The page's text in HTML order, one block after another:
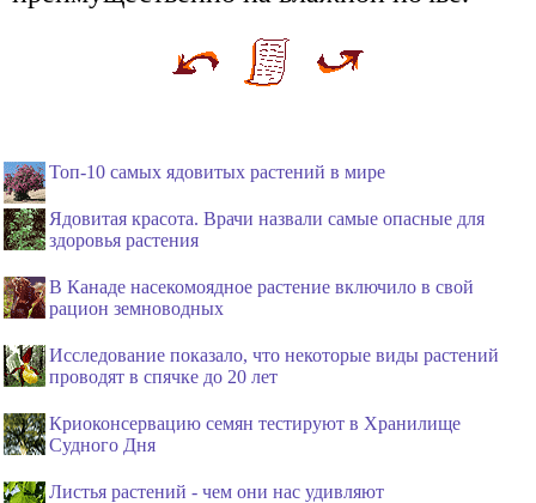
Топ-10 самых ядовитых растений в мире
Ядовитая красота. Врачи назвали самые опасные для
здоровья растения
В Канаде насекомоядное растение включило в свой
рацион земноводных
Исследование показало, что некоторые виды растений
проводят в спячке до 20 лет
Криоконсервацию семян тестируют в Хранилище
Судного Дня
Листья растений - чем они нас удивляют